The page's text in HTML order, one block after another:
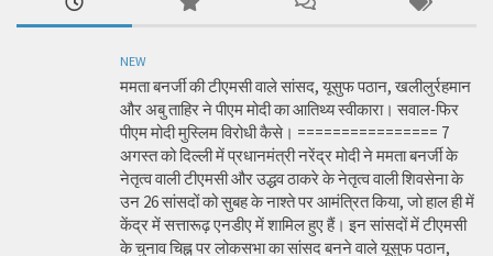
NEW
ममता बनर्जी की टीएमसी वाले सांसद, यूसुफ पठान, खलीलुर्रहमान
और अबु ताहिर ने पीएम मोदी का आतिथ्य स्वीकारा। सवाल-फिर
पीएम मोदी मुस्लिम विरोधी कैसे। ================ 7
अगस्त को दिल्ली में प्रधानमंत्री नरेंद्र मोदी ने ममता बनर्जी के
नेतृत्व वाली टीएमसी और उद्धव ठाकरे के नेतृत्व वाली शिवसेना के
उन 26 सांसदों को सुबह के नाश्ते पर आमंत्रित किया, जो हाल ही में
केंद्र में सत्तारूढ़ एनडीए में शामिल हुए हैं। इन सांसदों में टीएमसी
के चुनाव चिह्न पर लोकसभा का सांसद बनने वाले यूसुफ पठान,